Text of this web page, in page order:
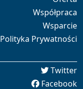
Współpraca
Wsparcie
Polityka Prywatności
Twitter
Facebook